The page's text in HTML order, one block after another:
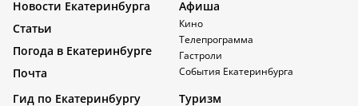
Новости Екатеринбурга
Статьи
Погода в Екатеринбурге
Почта
Афиша
Кино
Телепрограмма
Гастроли
События Екатеринбурга
Гид по Екатеринбургу Туризм